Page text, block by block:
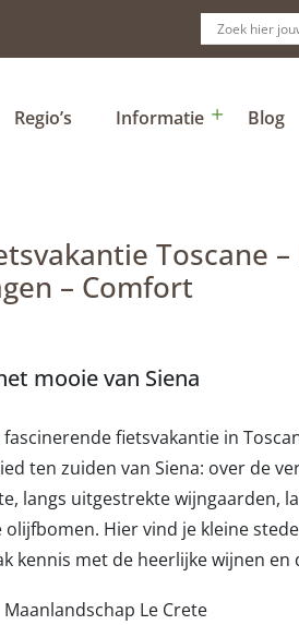
Regio’s Informatie Blog
Toscane
– Comfort
mooie van Siena
fascinerende fietsvakantie in
ten zuiden van Siena: over de
langs uitgestrekte wijngaarden,
olijfbomen. Hier vind je kleine
kennis met de heerlijke wijnen en
Maanlandschap Le Crete